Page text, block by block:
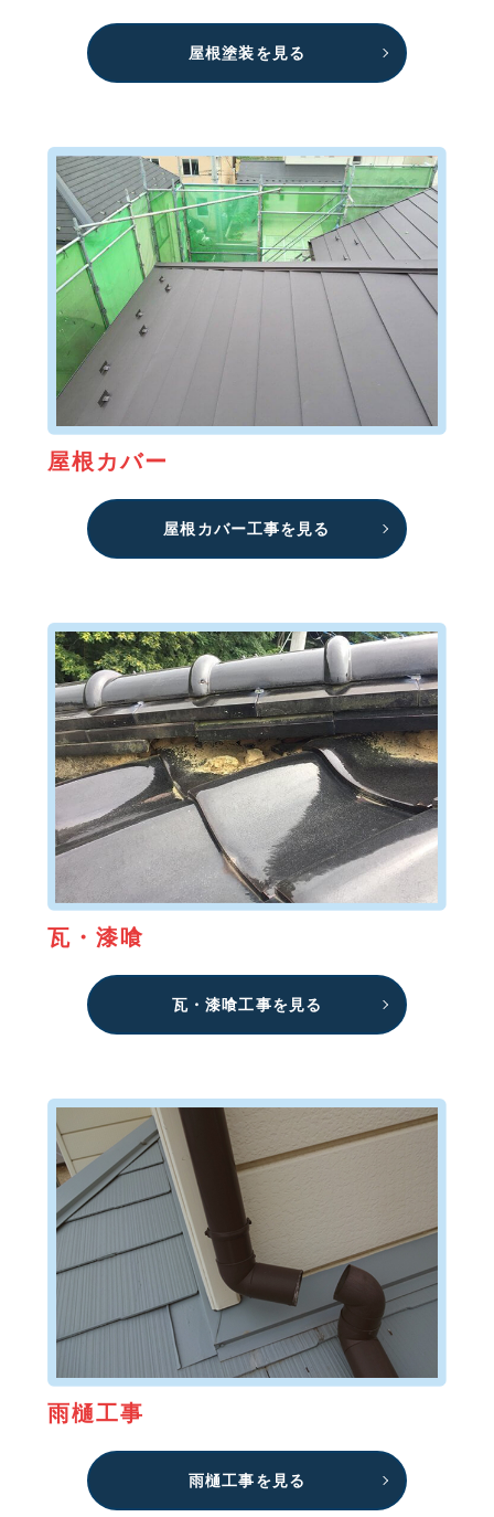
屋根塗装を見る
屋根カバー
屋根カバー工事を見る
瓦・漆喰
瓦・漆喰工事を見る
雨樋工事
雨樋工事を見る